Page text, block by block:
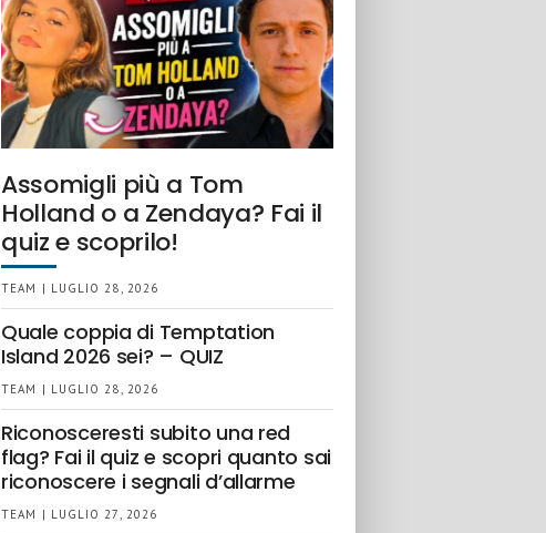
Assomigli più a Tom
Holland o a Zendaya? Fai il
quiz e scoprilo!
TEAM | LUGLIO 28, 2026
Quale coppia di Temptation
Island 2026 sei? – QUIZ
TEAM | LUGLIO 28, 2026
Riconosceresti subito una red
flag? Fai il quiz e scopri quanto sai
riconoscere i segnali d’allarme
TEAM | LUGLIO 27, 2026